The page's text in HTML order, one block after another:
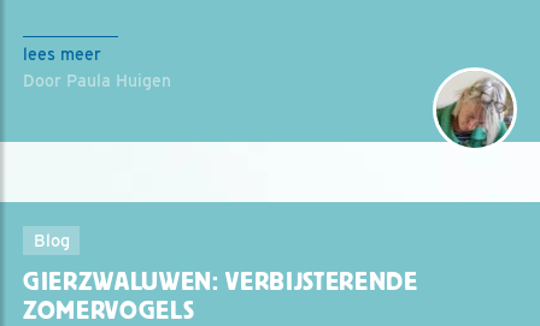
lees meer
Door Paula Huigen
Blog
GIERZWALUWEN: VERBIJSTERENDE
ZOMERVOGELS